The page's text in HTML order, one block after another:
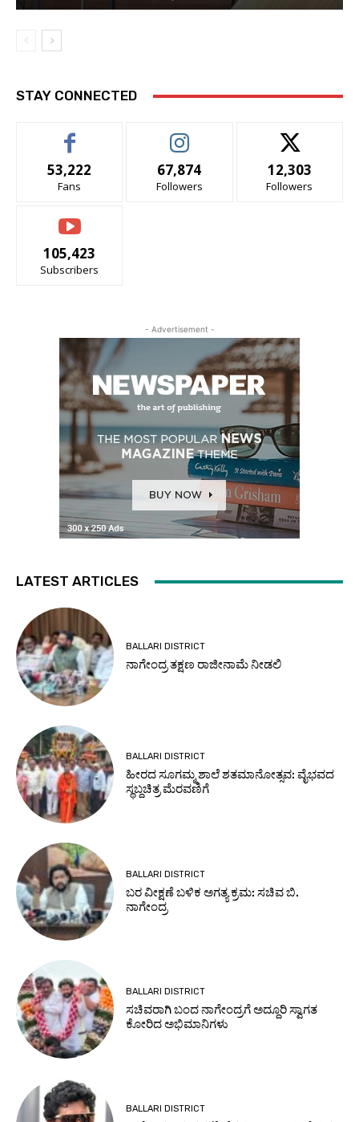
STAY CONNECTED
53,222
Fans
67,874
Followers
12,303
Followers
105,423
Subscribers
- Advertisement -
LATEST ARTICLES
BALLARI DISTRICT
ನಾಗೇಂದ್ರ ತಕ್ಷಣ ರಾಜೀನಾಮೆ ನೀಡಲಿ
BALLARI DISTRICT
ಹೀರದ ಸೂಗಮ್ಮ ಶಾಲೆ ಶತಮಾನೋತ್ಸವ: ವೈಭವದ
ಸ್ಥಬ್ದಚಿತ್ರ ಮೆರವಣಿಗೆ
BALLARI DISTRICT
ಬರ ವೀಕ್ಷಣೆ ಬಳಿಕ ಅಗತ್ಯ ಕ್ರಮ: ಸಚಿವ ಬಿ.
ನಾಗೇಂದ್ರ
BALLARI DISTRICT
ಸಚಿವರಾಗಿ ಬಂದ ನಾಗೇಂದ್ರಗೆ ಅದ್ದೂರಿ ಸ್ವಾಗತ
ಕೋರಿದ ಅಭಿಮಾನಿಗಳು
BALLARI DISTRICT